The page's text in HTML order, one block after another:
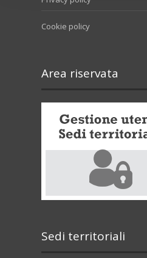
Cookie policy
Area riservata
Sedi territoriali